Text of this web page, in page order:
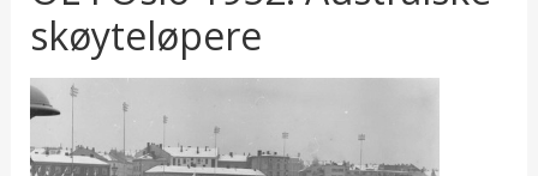
skøyteløpere